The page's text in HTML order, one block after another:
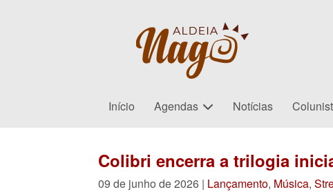
Início Agendas Notícias
Colibri encerra a trilogia
09 de junho de 2026 | Lançamento, Música,